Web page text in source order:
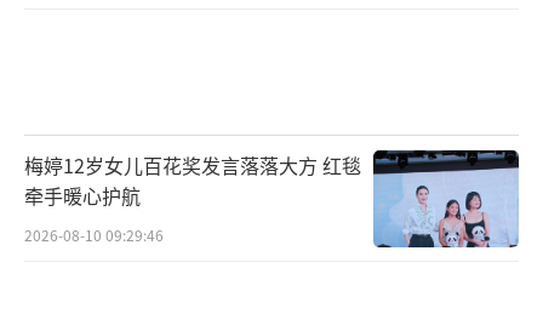
梅婷12岁女儿百花奖发言落落大方 红毯
牵手暖心护航
2026-08-10 09:29:46